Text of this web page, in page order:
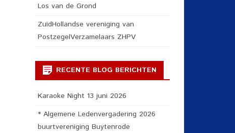
Los van de Grond
ZuidHollandse vereniging van
PostzegelVerzamelaars ZHPV
RECENTE BLOG BERICHTEN
Karaoke Night 13 juni 2026
* Algemene Ledenvergadering 2026
buurtvereniging Buytenrode